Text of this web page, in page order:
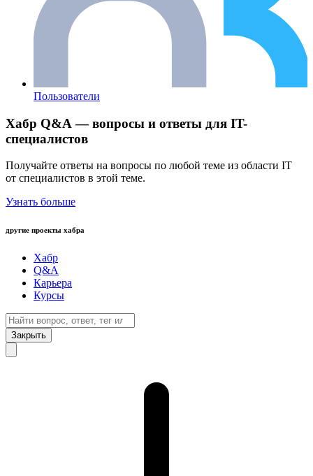
Пользователи
Хабр Q&A — вопросы и ответы для IT-
специалистов
Получайте ответы на вопросы по любой теме из области IT
от специалистов в этой теме.
Узнать больше
другие проекты хабра
Хабр
Q&A
Карьера
Курсы
Закрыть